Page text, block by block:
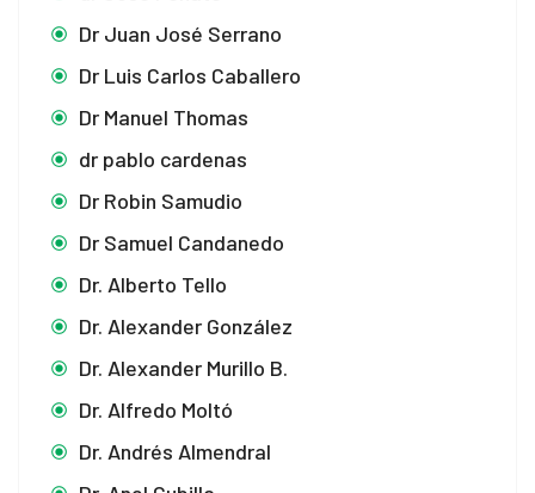
Dr Juan José Serrano
Dr Luis Carlos Caballero
Dr Manuel Thomas
dr pablo cardenas
Dr Robin Samudio
Dr Samuel Candanedo
Dr. Alberto Tello
Dr. Alexander González
Dr. Alexander Murillo B.
Dr. Alfredo Moltó
Dr. Andrés Almendral